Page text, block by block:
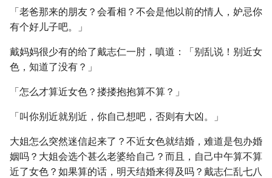
「老爸那来的朋友？会看相？不会是他以前的情人，妒忌你
有个好儿子吧。」
戴妈妈很少有的给了戴志仁一肘，嗔道：「别乱说！别近女
色，知道了没有？」
「怎么才算近女色？搂搂抱抱算不算？」
「叫你别近就别近，你自己想吧，否则有大凶。」
大姐怎么突然迷信起来了？不近女色就结婚，难道是包办婚
姻吗？大姐会选个甚么老婆给自己？而且，自己中午算不算
近了女色？如果算的话，明天结婚来得及吗？戴志仁乱七八